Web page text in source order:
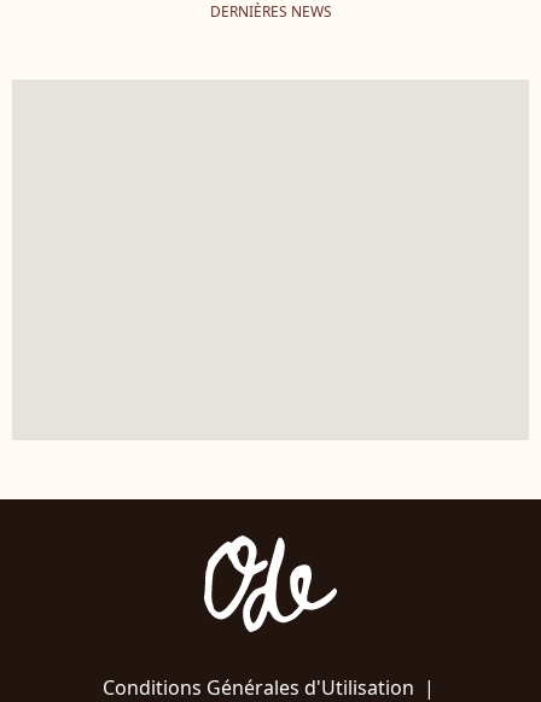
DERNIÈRES NEWS
Conditions Générales d'Utilisation |